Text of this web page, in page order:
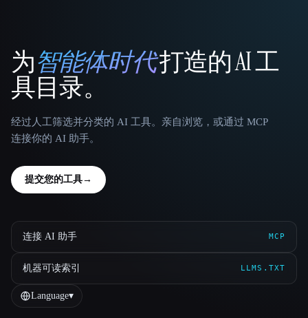
That AI Collection
为智能体时代打造的 AI 工
具目录。
经过人工筛选并分类的 AI 工具。亲自浏览，或通过 MCP
连接你的 AI 助手。
提交您的工具→
连接 AI 助手 MCP
机器可读索引 LLMS.TXT
Language▾